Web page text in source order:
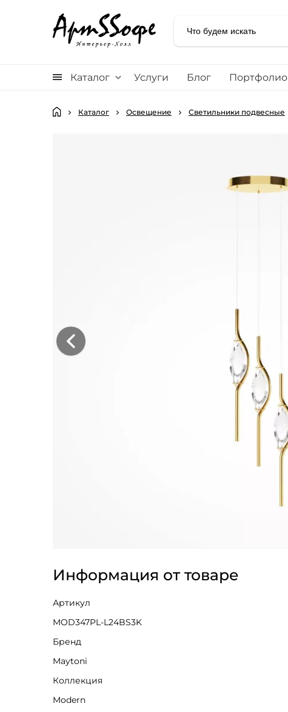
Каталог Услуги Блог Портфолио
Каталог Освещение Светильники подвесные
Информация от товаре
Артикул
MOD347PL-L24BS3K
Бренд
Maytoni
Коллекция
Modern